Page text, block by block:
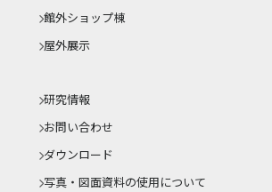
館外ショップ棟
屋外展示
研究情報
お問い合わせ
ダウンロード
写真・図面資料の使用について